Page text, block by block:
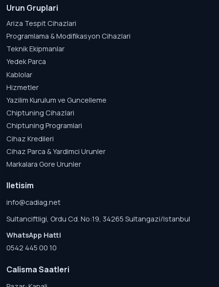
Urun Gruplari
Ariza Tespit Cihazlari
Programlama & Modifikasyon Cihazlari
Teknik Ekipmanlar
Yedek Parca
Kablolar
Hizmetler
Yazilim Kurulum ve Guncelleme
Chiptuning Cihazlari
Chiptuning Programlari
Cihaz Kredileri
Cihaz Parca & Yardimci Urunler
Markalara Gore Urunler
Iletisim
info@cadiag.net
Sultanciftligi, Ordu Cd. No:19, 34265 Sultangazi/Istanbul
WhatsApp Hatti
0542 445 00 10
Calisma Saatleri